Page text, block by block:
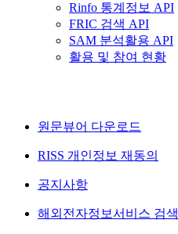
Rinfo 통계정보 API
FRIC 검색 API
SAM 분석활용 API
활용 및 참여 현황
원문뷰어 다운로드
RISS 개인정보 재동의
공지사항
해외전자정보서비스 검색